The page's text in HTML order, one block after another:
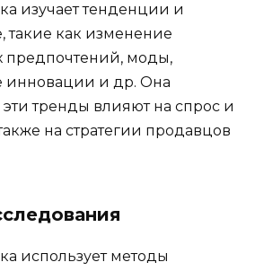
изучает тенденции и
такие как изменение
предпочтений, моды,
инновации и др. Она
эти тренды влияют на спрос и
на стратегии продавцов
использует методы